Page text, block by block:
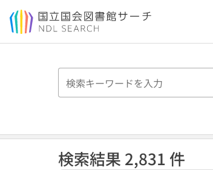
本文へ移動
検索結果 2,831 件